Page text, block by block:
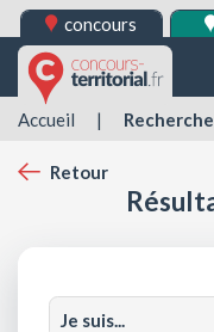
concours
Accueil |
Retour
Je suis...